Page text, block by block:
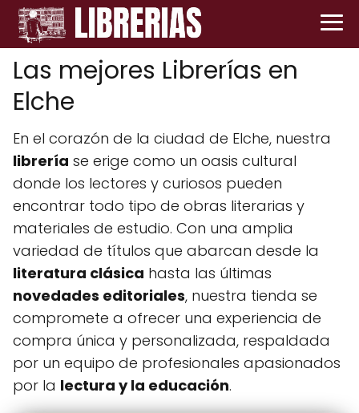
Las mejores Librerías en
Elche
En el corazón de la ciudad de Elche, nuestra
librería se erige como un oasis cultural
donde los lectores y curiosos pueden
encontrar todo tipo de obras literarias y
materiales de estudio. Con una amplia
variedad de títulos que abarcan desde la
literatura clásica hasta las últimas
novedades editoriales, nuestra tienda se
compromete a ofrecer una experiencia de
compra única y personalizada, respaldada
por un equipo de profesionales apasionados
por la lectura y la educación.